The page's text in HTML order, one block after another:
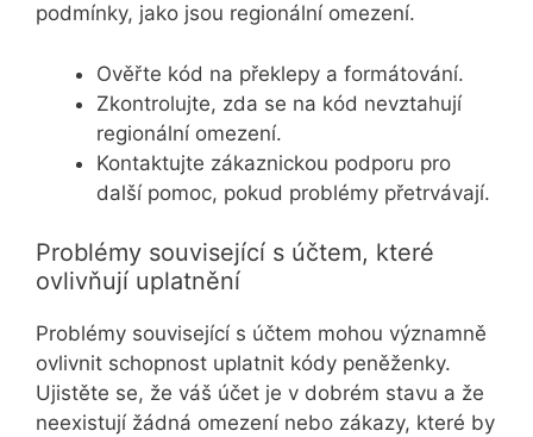
podmínky, jako jsou regionální omezení.
Ověřte kód na překlepy a formátování.
Zkontrolujte, zda se na kód nevztahují
regionální omezení.
Kontaktujte zákaznickou podporu pro
další pomoc, pokud problémy přetrvávají.
Problémy související s účtem, které
ovlivňují uplatnění
Problémy související s účtem mohou významně
ovlivnit schopnost uplatnit kódy peněženky.
Ujistěte se, že váš účet je v dobrém stavu a že
neexistují žádná omezení nebo zákazy, které by